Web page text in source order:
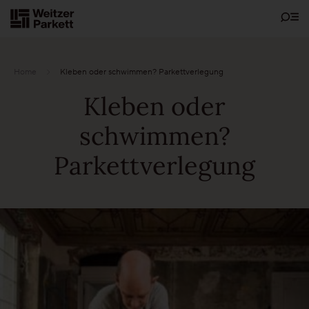
Showrooms
Bodenschätze
Funktionen
Pflegefrei-Parkett
Zum
Inhalt
Kleben oder schwimmen? Parkettverlegung
Kleben oder
schwimmen?
Parkettverlegung